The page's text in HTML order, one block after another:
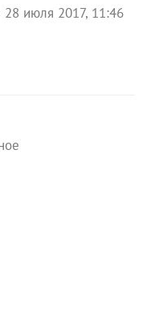
28 июля 2017, 11:46